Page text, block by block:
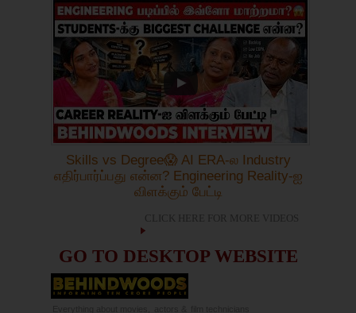
Skills vs Degree😱 AI ERA-ல Industry
எதிர்பார்ப்பது என்ன? Engineering Reality-ஐ
விளக்கும் பேட்டி
CLICK HERE FOR MORE VIDEOS
GO TO DESKTOP WEBSITE